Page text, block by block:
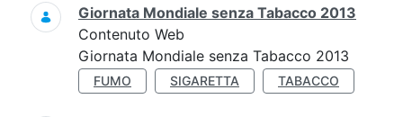
Giornata Mondiale senza Tabacco 2013
Contenuto Web
Giornata Mondiale senza Tabacco 2013
FUMO SIGARETTA TABACCO